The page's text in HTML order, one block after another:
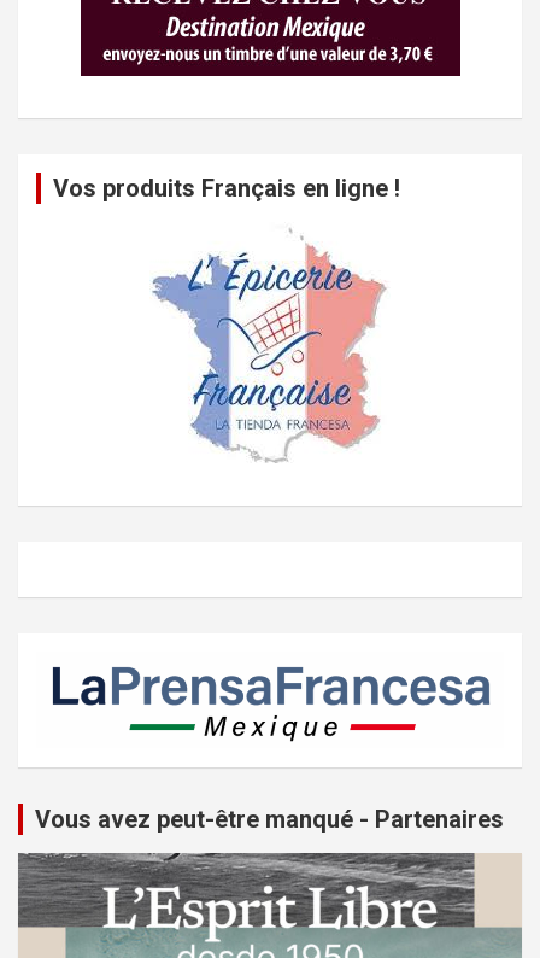
Vos produits Français en ligne !
Vous avez peut-être manqué - Partenaires